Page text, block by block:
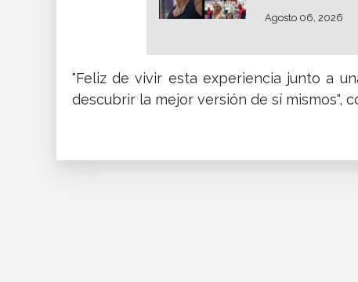
Agosto 06, 2026
"Feliz de vivir esta experiencia junto a
descubrir la mejor versión de sí mismos",